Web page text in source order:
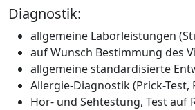
Diagnostik:
allgemeine Laborleistungen
auf Wunsch Bestimmung des
allgemeine standardisierte
Allergie-Diagnostik (Prick-Test,
Hör- und Sehtestung, Test auf